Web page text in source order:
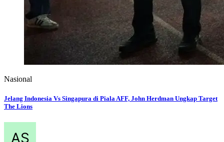
Nasional
Jelang Indonesia Vs Singapura di Piala AFF, John Herdman Ungkap Target
The Lions